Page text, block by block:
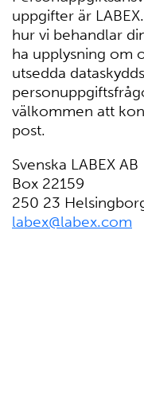
uppgifter är
hur vi behandlar
ha upplysning om
utsedda
välkommen att
post.
Svenska LABEX AB
Box 22159
250 23
labex@labex.com